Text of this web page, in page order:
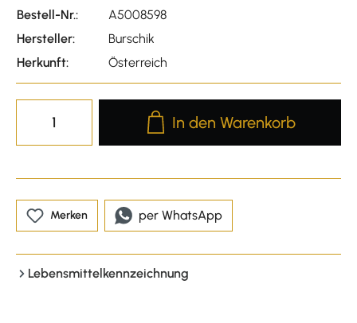
Bestell-Nr.:
A5008598
Hersteller:
Burschik
Herkunft:
Österreich
Produkt Anzahl: Gib den
In den Warenkorb
Merken per WhatsApp
Lebensmittelkennzeichnung